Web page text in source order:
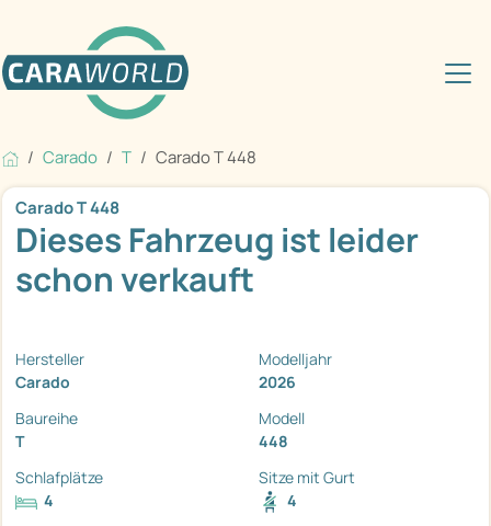
Carado T Carado T 448
Carado T 448
Dieses Fahrzeug ist leider
schon verkauft
Hersteller
Carado
Modelljahr
2026
Baureihe
T
Modell
448
Schlafplätze
4
Sitze mit Gurt
4